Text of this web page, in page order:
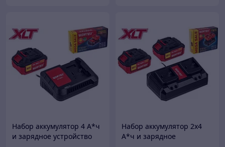
Набор аккумулятор 4 А*ч
и зарядное устройство
Набор аккумулятор 2х4
А*ч и зарядное